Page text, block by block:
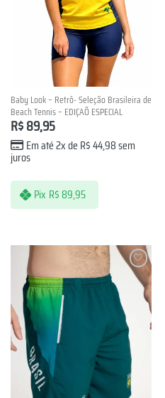
Baby Look – Retrô- Seleção Brasileira de
Beach Tennis – EDIÇAÕ ESPECIAL
R$89,95
Em até 2x de R$44,98sem
juros
Pix R$89,95
Lista de
Desejos